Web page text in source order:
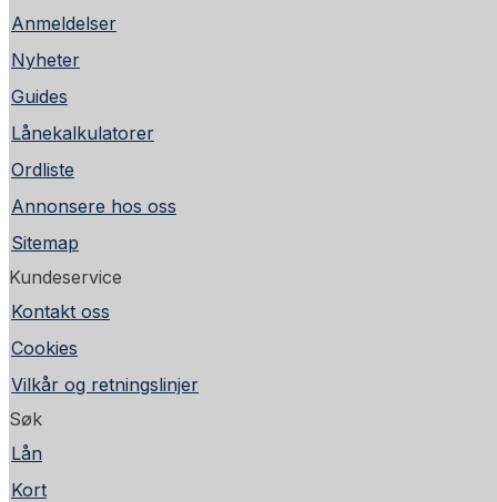
Anmeldelser
Nyheter
Guides
Lånekalkulatorer
Ordliste
Annonsere hos oss
Sitemap
Kundeservice
Kontakt oss
Cookies
Vilkår og retningslinjer
Søk
Lån
Kort